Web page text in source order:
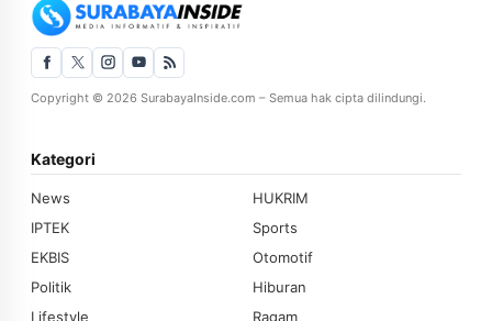
Copyright © 2026 SurabayaInside.com – Semua hak cipta dilindungi.
Kategori
News
HUKRIM
IPTEK
Sports
EKBIS
Otomotif
Politik
Hiburan
Lifestyle
Ragam